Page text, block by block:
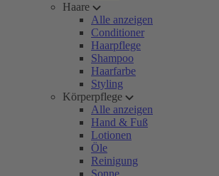
Haare
Alle anzeigen
Conditioner
Haarpflege
Shampoo
Haarfarbe
Styling
Körperpflege
Alle anzeigen
Hand & Fuß
Lotionen
Öle
Reinigung
Sonne